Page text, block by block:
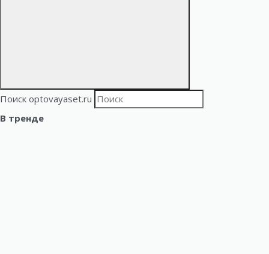
Поиск optovayaset.ru
В тренде